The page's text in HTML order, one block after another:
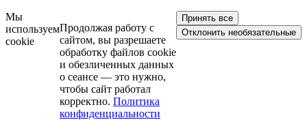
Мы
используем
cookie
Продолжая работу с
сайтом, вы разрешаете
обработку файлов cookie
и обезличенных данных
о сеансе — это нужно,
чтобы сайт работал
корректно. Политика
конфиденциальности
Принять все
Отклонить необязательные